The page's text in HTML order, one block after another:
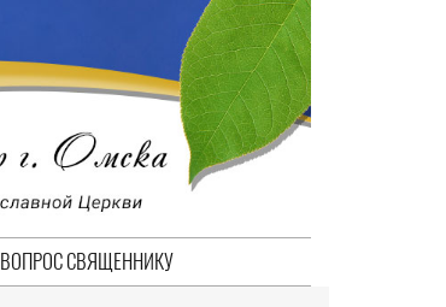
ВОПРОС СВЯЩЕННИКУ